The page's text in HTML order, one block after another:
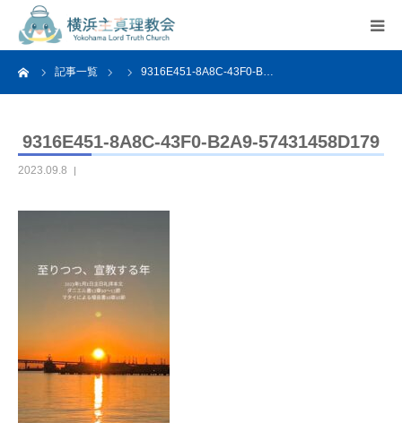
記事一覧 9316E451-8A8C-43F0-B…
9316E451-8A8C-43F0-B2A9-57431458D179
2023.09.8
HOME
活動紹介
アクセス
お問い合わせ